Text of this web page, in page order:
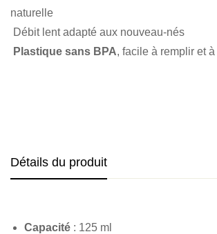
naturelle
Débit lent adapté aux nouveau-nés
Plastique sans BPA, facile à remplir et
Détails du produit
Capacité : 125 ml